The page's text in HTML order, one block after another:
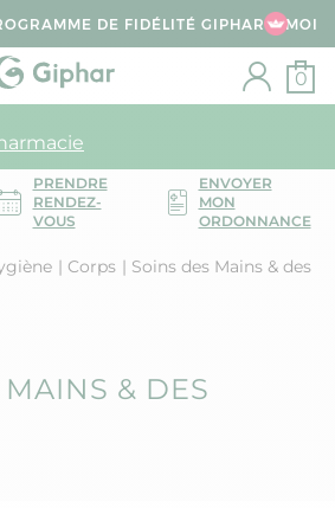
DE FIDÉLITÉ GIPHAR & MOI
0
PRENDRE
RENDEZ-
VOUS
ENVOYER
MON
ORDONNANCE
Corps Soins des Mains & des
& DES